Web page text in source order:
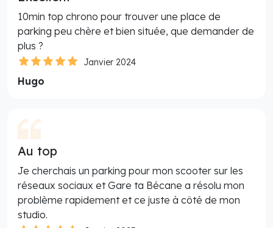
10min top chrono pour trouver une place de
parking peu chère et bien située, que demander de
plus ?
Janvier 2024
Hugo
Au top
Je cherchais un parking pour mon scooter sur les
réseaux sociaux et Gare ta Bécane a résolu mon
problème rapidement et ce juste à côté de mon
studio.